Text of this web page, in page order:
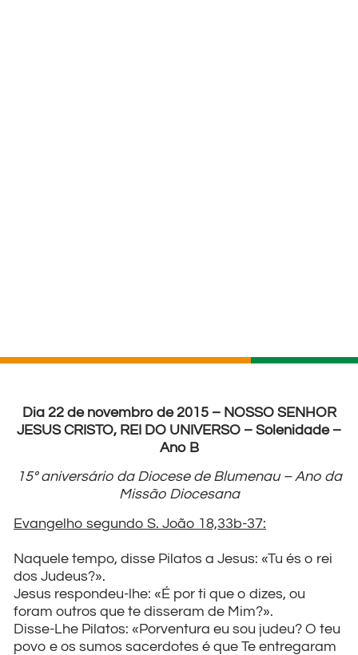
Dia 22 de novembro de 2015 – NOSSO SENHOR
JESUS CRISTO, REI DO UNIVERSO – Solenidade –
Ano B
15º aniversário da Diocese de Blumenau – Ano da
Missão Diocesana
Evangelho segundo S. João 18,33b-37:
Naquele tempo, disse Pilatos a Jesus: «Tu és o rei
dos Judeus?».
Jesus respondeu-lhe: «É por ti que o dizes, ou
foram outros que te disseram de Mim?».
Disse-Lhe Pilatos: «Porventura eu sou judeu? O teu
povo e os sumos sacerdotes é que Te entregaram